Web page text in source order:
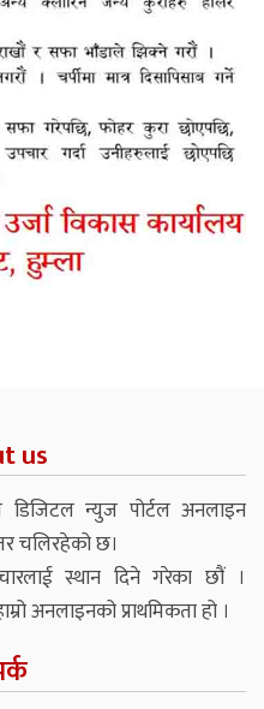
us
डिजिटल न्युज पोर्टल अनलाइन
चलिरहेको छ।
स्थान दिने गरेका छौं ।
अनलाइनको प्राथमिकता हो ।